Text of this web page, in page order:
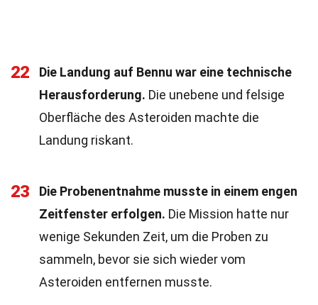
22
Die Landung auf Bennu war eine technische
Herausforderung. Die unebene und felsige
Oberfläche des Asteroiden machte die
Landung riskant.
23
Die Probenentnahme musste in einem engen
Zeitfenster erfolgen. Die Mission hatte nur
wenige Sekunden Zeit, um die Proben zu
sammeln, bevor sie sich wieder vom
Asteroiden entfernen musste.